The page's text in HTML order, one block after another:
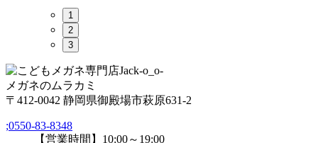
1
2
3
メガネのムラカミ
〒412-0042 静岡県御殿場市萩原631-2
;0550-83-8348
【営業時間】10:00～19:00